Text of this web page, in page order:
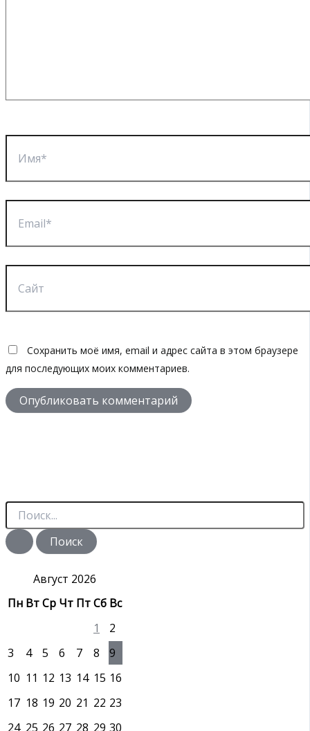
Сохранить моё имя, email и адрес сайта в этом браузере
для последующих моих комментариев.
П
и
с
Август 2026
Пн ВтСр Чт ПтСб Вс
1
2
3
4 5 6 7 8
9
10 11 12 13 14 15 16
17 18 19 20 21 22 23
24 25 26 27 28 29 30